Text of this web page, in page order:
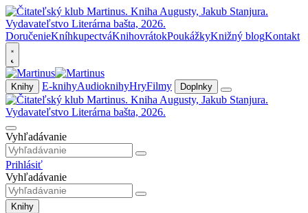
DoručenieKníhkupectváKnihovrátokPoukážkyKnižný blogKontakt
Knihy E-knihyAudioknihyHryFilmy Doplnky
Vyhľadávanie
Prihlásiť
Vyhľadávanie
Knihy